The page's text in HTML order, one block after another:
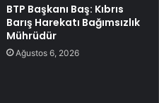
BTP Başkanı Baş: Kıbrıs
Barış Harekatı Bağımsızlık
Mührüdür
Ağustos 6, 2026